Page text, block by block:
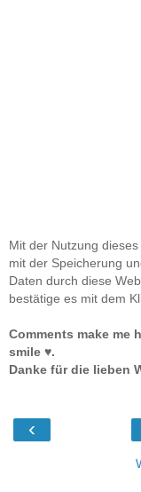
Mit der Nutzung
mit der Speicherung
Daten durch diese
bestätige es mit dem
Comments make me
smile ♥.
Danke für die lieben
‹